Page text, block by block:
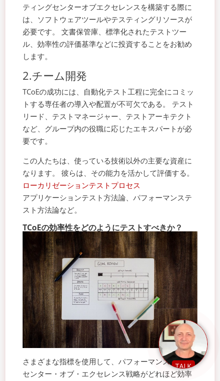
ティングセンターオブエクセレンスを構築する際に
は、ソフトウェアツールやテスティングリソースが
必要です。 文書保管庫、標準化されたテストツー
ル、効率性の評価基準などに投資することをお勧め
します。
2.チーム開発
TCoEの成功には、自動化テスト工程に完全にコミッ
トする専任者の導入や配置が不可欠である。 テスト
リード、テストマネージャー、テストアーキテクト
など、グループ内の役職に応じたエキスパートが必
要です。
この人たちは、使っている技術以外の主要な資産に
なります。 彼らは、その能力を活かして評価する。
ローカリゼーションテストプロセス
アプリケーションテスト方法論、パフォーマンステ
スト方法論など。
TCoEの効率性をどのようにテストすべきか？
さまざまな指標を使用して、パフォーマンステスト
センター・オブ・エクセレンス戦略がどれほど効率
TALK